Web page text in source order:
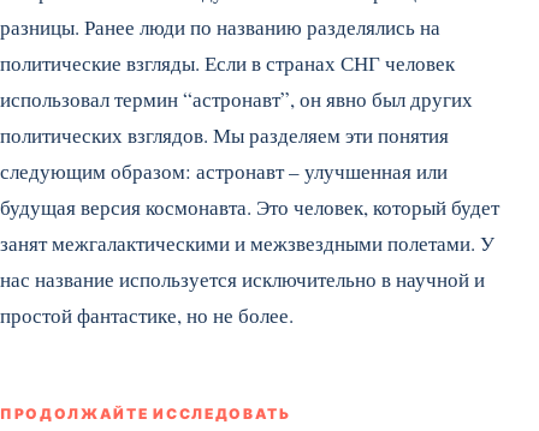
разницы. Ранее люди по названию разделялись на
политические взгляды. Если в странах СНГ человек
использовал термин “астронавт”, он явно был других
политических взглядов. Мы разделяем эти понятия
следующим образом: астронавт – улучшенная или
будущая версия космонавта. Это человек, который будет
занят межгалактическими и межзвездными полетами. У
нас название используется исключительно в научной и
простой фантастике, но не более.
ПРОДОЛЖАЙТЕ ИССЛЕДОВАТЬ